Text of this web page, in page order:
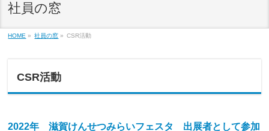
社員の窓
HOME » 社員の窓 » CSR活動
CSR活動
2022年 滋賀けんせつみらいフェスタ 出展者として参加